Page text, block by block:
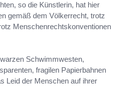
so die Künstlerin, hat hier
gemäß dem Völkerrecht, trotz
Menschenrechtskonventionen
Schwimmwesten,
fragilen Papierbahnen
Leid der Menschen auf ihrer